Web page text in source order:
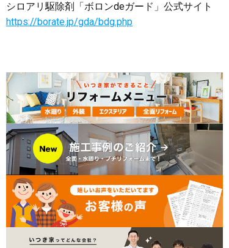
シロアリ駆除剤「ボロンdeガード」公式サイト
https://borate.jp/gda/bdg.php